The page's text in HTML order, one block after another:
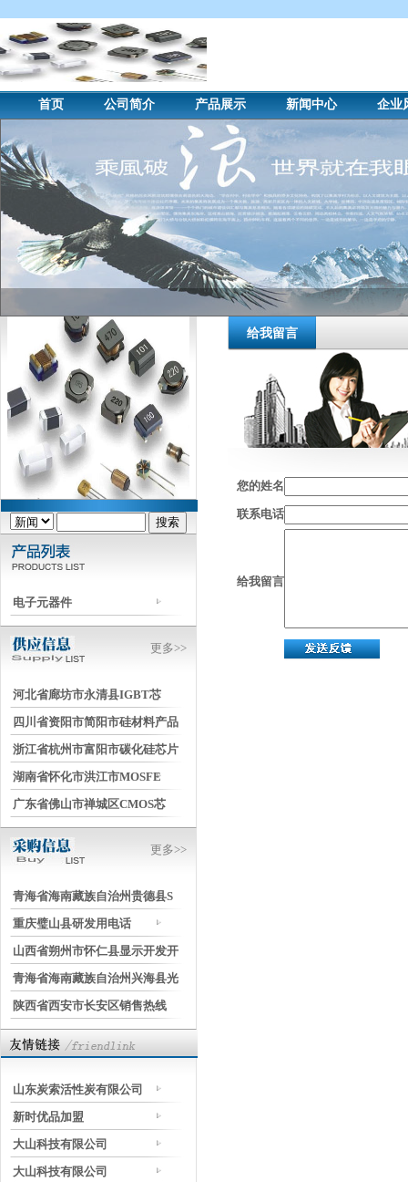
首页 公司简介 产品展示 新闻中心 企业
电子元器件
更多>>
河北省廊坊市永清县IGBT芯
四川省资阳市简阳市硅材料产品
浙江省杭州市富阳市碳化硅芯片
湖南省怀化市洪江市MOSFE
广东省佛山市禅城区CMOS芯
更多>>
青海省海南藏族自治州贵德县S
重庆璧山县研发用电话
山西省朔州市怀仁县显示开发开
青海省海南藏族自治州兴海县光
陕西省西安市长安区销售热线
山东炭索活性炭有限公司
新时优品加盟
大山科技有限公司
大山科技有限公司
给我留言
您的姓名
联系电话
给我留言